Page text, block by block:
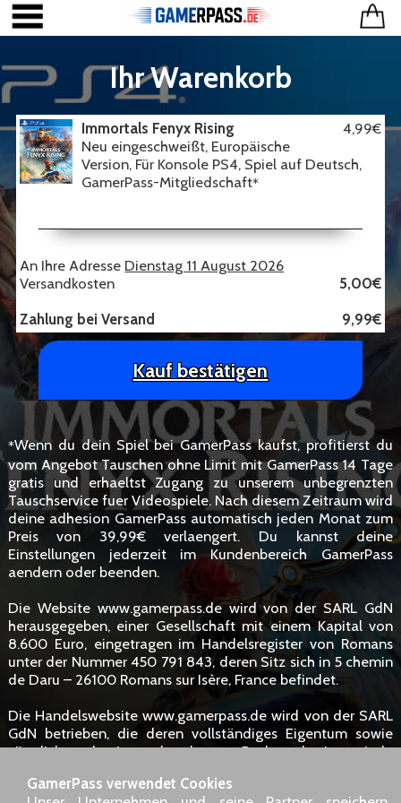
Ihr Warenkorb
4,99€
Immortals Fenyx Rising
Neu eingeschweißt, Europäische
Version, Für Konsole PS4, Spiel auf Deutsch,
GamerPass-Mitgliedschaft*
An Ihre Adresse Dienstag 11 August 2026
Versandkosten
5,00€
9,99€
Zahlung bei Versand
Kauf bestätigen
*Wenn du dein Spiel bei GamerPass kaufst, profitierst du
vom Angebot Tauschen ohne Limit mit GamerPass 14 Tage
gratis und erhaeltst Zugang zu unserem unbegrenzten
Tauschservice fuer Videospiele. Nach diesem Zeitraum wird
deine adhesion GamerPass automatisch jeden Monat zum
Preis von 39,99€ verlaengert. Du kannst deine
Einstellungen jederzeit im Kundenbereich GamerPass
aendern oder beenden.
Die Website www.gamerpass.de wird von der SARL GdN
herausgegeben, einer Gesellschaft mit einem Kapital von
8.600 Euro, eingetragen im Handelsregister von Romans
unter der Nummer 450 791 843, deren Sitz sich in 5 chemin
de Daru – 26100 Romans sur Isère, France befindet.
Die Handelswebsite www.gamerpass.de wird von der SARL
GdN betrieben, die deren vollständiges Eigentum sowie
sämtliche damit verbundenen Rechte besitzt. Jede
Zustimmung der Eigentümer. Hyperlinks zur Seite sind
GamerPass verwendet Cookies